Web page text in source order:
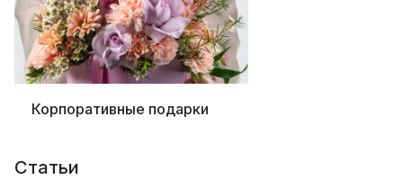
Корпоративные подарки
Статьи